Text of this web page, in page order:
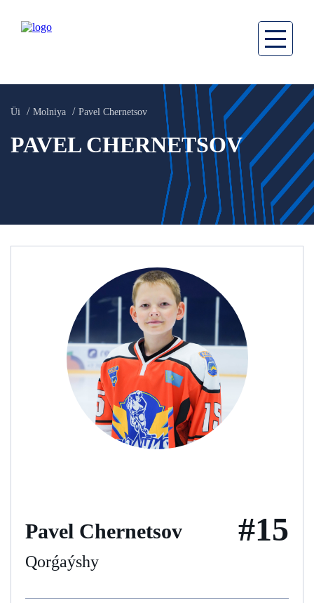
Üi Molniya Pavel Chernetsov
PAVEL CHERNETSOV
Pavel Chernetsov
Qorǵaýshy
#15